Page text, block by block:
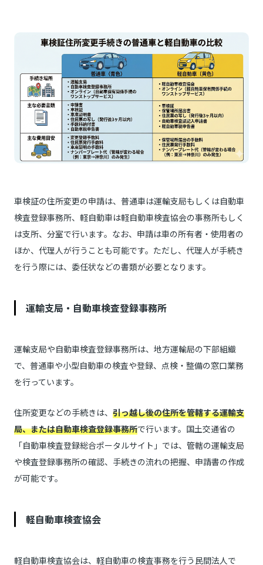
車検証の住所変更の申請は、普通車は運輸支局もしくは自動車
検査登録事務所、軽自動車は軽自動車検査協会の事務所もしく
は支所、分室で行います。なお、申請は車の所有者・使用者の
ほか、代理人が行うことも可能です。ただし、代理人が手続き
を行う際には、委任状などの書類が必要となります。
運輸支局・自動車検査登録事務所
運輸支局や自動車検査登録事務所は、地方運輸局の下部組織
で、普通車や小型自動車の検査や登録、点検・整備の窓口業務
を行っています。
住所変更などの手続きは、 引っ越し後の住所を管轄する運輸支
局、または自動車検査登録事務所で行います。国土交通省の
「自動車検査登録総合ポータルサイト」では、管轄の運輸支局
や検査登録事務所の確認、手続きの流れの把握、申請書の作成
が可能です。
軽自動車検査協会
軽自動車検査協会は、軽自動車の検査事務を行う民間法人で